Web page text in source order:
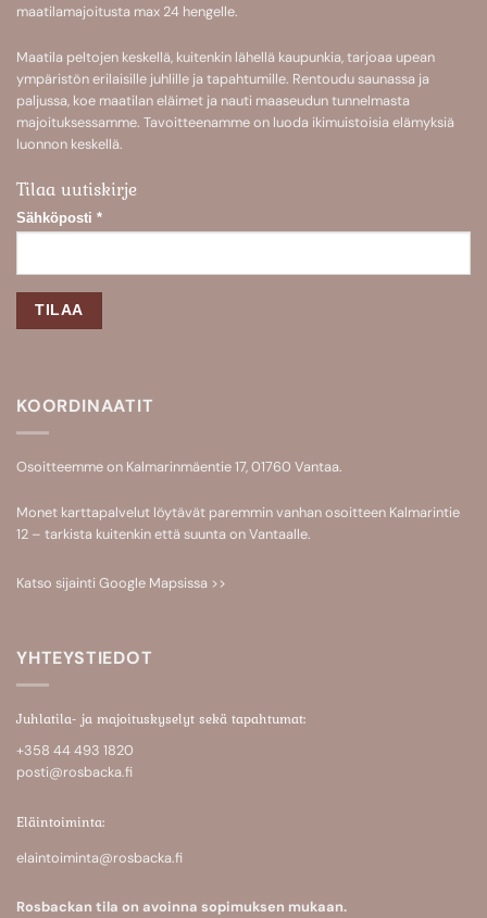
maatilamajoitusta max 24 hengelle.
Maatila peltojen keskellä, kuitenkin lähellä kaupunkia, tarjoaa upean
ympäristön erilaisille juhlille ja tapahtumille. Rentoudu saunassa ja
paljussa, koe maatilan eläimet ja nauti maaseudun tunnelmasta
majoituksessamme. Tavoitteenamme on luoda ikimuistoisia elämyksiä
luonnon keskellä.
Tilaa uutiskirje
Sähköposti *
KOORDINAATIT
Osoitteemme on Kalmarinmäentie 17, 01760 Vantaa.
Monet karttapalvelut löytävät paremmin vanhan osoitteen Kalmarintie
12 – tarkista kuitenkin että suunta on Vantaalle.
Katso sijainti Google Mapsissa >>
YHTEYSTIEDOT
Juhlatila- ja majoituskyselyt sekä tapahtumat:
+358 44 493 1820
posti@rosbacka.fi
Eläintoiminta:
elaintoiminta@rosbacka.fi
Rosbackan tila on avoinna sopimuksen mukaan.